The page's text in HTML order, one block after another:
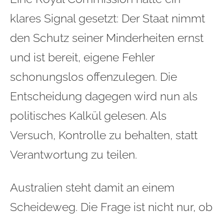
klares Signal gesetzt: Der Staat nimmt
den Schutz seiner Minderheiten ernst
und ist bereit, eigene Fehler
schonungslos offenzulegen. Die
Entscheidung dagegen wird nun als
politisches Kalkül gelesen. Als
Versuch, Kontrolle zu behalten, statt
Verantwortung zu teilen.
Australien steht damit an einem
Scheideweg. Die Frage ist nicht nur, ob